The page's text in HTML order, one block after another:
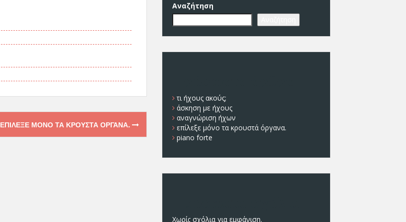
ΕΠΊΛΕΞΕ ΜΌΝΟ ΤΑ ΚΡΟΥΣΤΆ ΌΡΓΑΝΑ.
Αναζήτηση
τι ήχους ακούς;
άσκηση με ήχους
αναγνώριση ήχων
επίλεξε μόνο τα κρουστά όργανα.
piano forte
Χωρίς σχόλια για εμφάνιση.